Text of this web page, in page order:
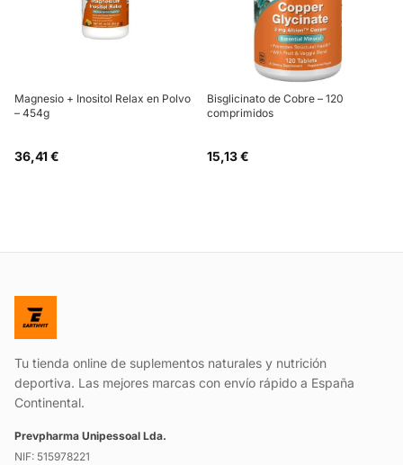
Magnesio + Inositol Relax en Polvo
– 454g
36,41 €
Bisglicinato de Cobre – 120
comprimidos
15,13 €
Tu tienda online de suplementos naturales y nutrición
deportiva. Las mejores marcas con envío rápido a España
Continental.
Prevpharma Unipessoal Lda.
NIF: 515978221